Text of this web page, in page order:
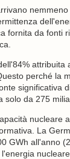
fornita da fonti
perché la
significativa
solo da 275
nucleare
La
GWh all'anno